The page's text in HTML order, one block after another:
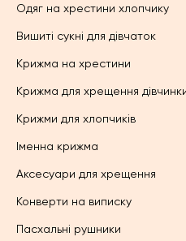
Одяг на хрестини хлопчику
Вишиті сукні для дівчаток
Крижма на хрестини
Крижма для хрещення
Крижми для хлопчиків
Іменна крижма
Аксесуари для хрещення
Конверти на виписку
Пасхальні рушники